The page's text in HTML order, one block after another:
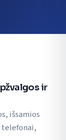
ir
išsamios
telefonai,